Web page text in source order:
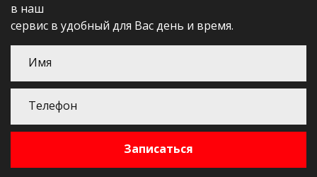
в наш
сервис в удобный для Вас день и время.